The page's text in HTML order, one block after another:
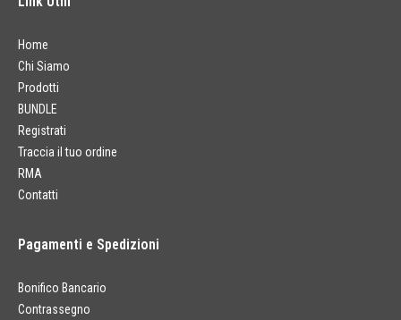
Home
Chi Siamo
Prodotti
BUNDLE
Registrati
Traccia il tuo ordine
RMA
Contatti
Pagamenti e Spedizioni
Bonifico Bancario
Contrassegno